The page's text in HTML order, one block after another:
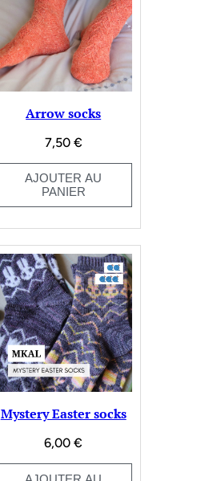
Arrow socks
7,50 €
AJOUTER AU
PANIER
Mystery Easter socks
6,00€